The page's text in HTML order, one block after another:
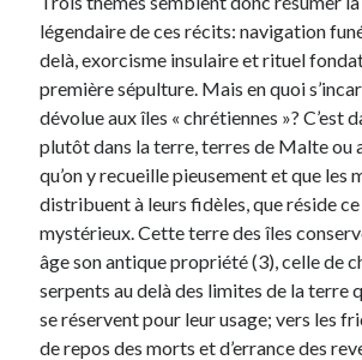
légendaire de ces récits: navigation
delà, exorcisme insulaire et rituel
première sépulture. Mais en quoi
dévolue aux îles « chrétiennes »? C’est
plutôt dans la terre, terres de Malte ou
qu’on y recueille pieusement et que les
distribuent à leurs fidèles, que réside
mystérieux. Cette terre des îles
âge son antique propriété (3), celle de
serpents au delà des limites de la terre
se réservent pour leur usage; vers les
de repos des morts et d’errance des